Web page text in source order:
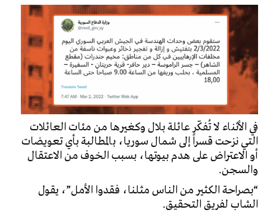
في الأثناء لا تُفكّر عائلة بلال وكغيرها من مئات العائلات
التي نزحت قسراً إلى شمال سوريا، بالمطالبة بأي تعويضات
أو الاعتراض على هدم بيوتها، بسبب الخوف من الاعتقال
والسجن.
“بصراحة الكثير من الناس مثلنا، فقدوا الأمل”، يقول
الشاب لفريق التحقيق.